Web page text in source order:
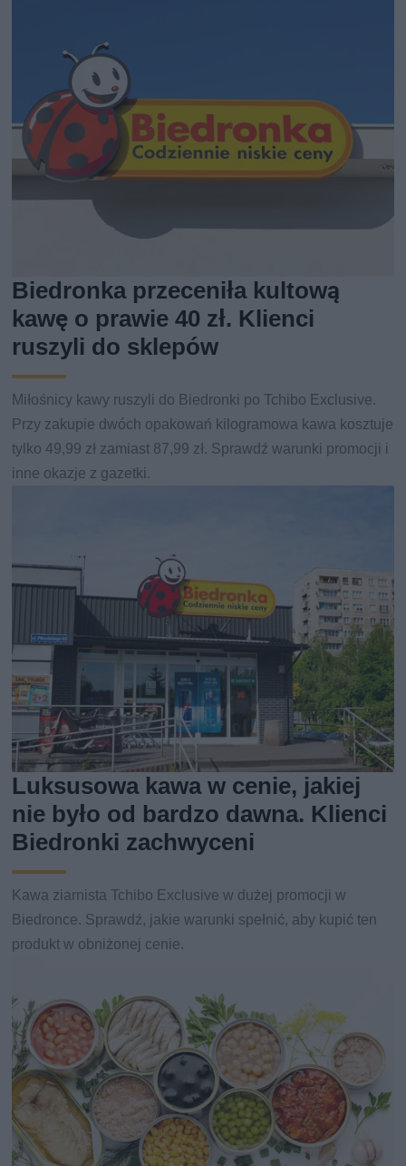
Biedronka przeceniła kultową
kawę o prawie 40 zł. Klienci
ruszyli do sklepów
Miłośnicy kawy ruszyli do Biedronki po Tchibo Exclusive.
Przy zakupie dwóch opakowań kilogramowa kawa kosztuje
tylko 49,99 zł zamiast 87,99 zł. Sprawdź warunki promocji i
inne okazje z gazetki.
Luksusowa kawa w cenie, jakiej
nie było od bardzo dawna. Klienci
Biedronki zachwyceni
Kawa ziarnista Tchibo Exclusive w dużej promocji w
Biedronce. Sprawdź, jakie warunki spełnić, aby kupić ten
produkt w obniżonej cenie.